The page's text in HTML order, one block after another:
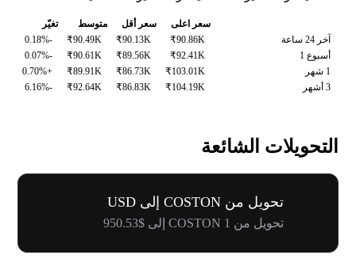
سعر اعلى سعر أقل متوسط
تغيّر
آخر 24 ساعة
₹90.86K
₹90.13K
₹90.49K
-0.18%
أسبوع 1
₹92.41K
₹89.56K
₹90.61K
-0.07%
1 شهر
₹103.01K
₹86.73K
₹89.91K
+0.70%
3 أشهر
₹104.19K
₹86.83K
₹92.64K
-6.16%
التحويلات الشائعة
تحويل من COSTON إلى USD
تحويل من 1 COSTON إلى $950.53